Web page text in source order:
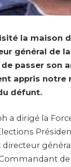
la maison
général de
passer son
appris notre
défunt.
a dirigé la
directeur
de